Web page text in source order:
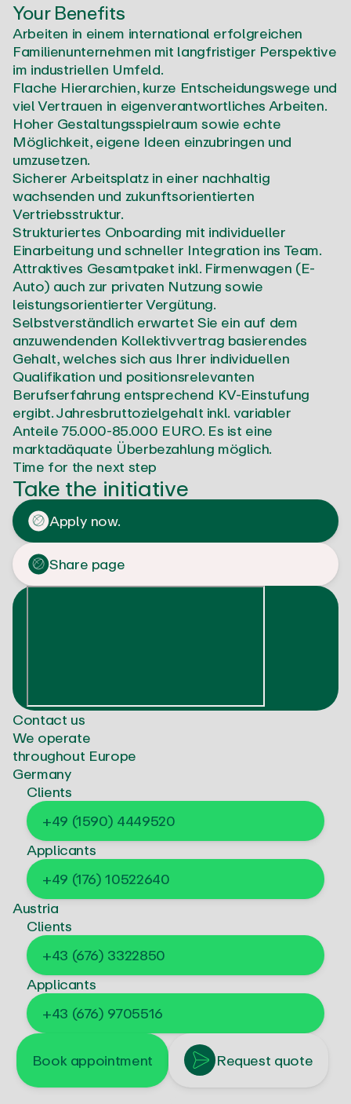
Your Benefits
Arbeiten in einem international erfolgreichen
Familienunternehmen mit langfristiger Perspektive
im industriellen Umfeld.
Flache Hierarchien, kurze Entscheidungswege und
viel Vertrauen in eigenverantwortliches Arbeiten.
Hoher Gestaltungsspielraum sowie echte
Möglichkeit, eigene Ideen einzubringen und
umzusetzen.
Sicherer Arbeitsplatz in einer nachhaltig
wachsenden und zukunftsorientierten
Vertriebsstruktur.
Strukturiertes Onboarding mit individueller
Einarbeitung und schneller Integration ins Team.
Attraktives Gesamtpaket inkl. Firmenwagen (E-
Auto) auch zur privaten Nutzung sowie
leistungsorientierter Vergütung.
Selbstverständlich erwartet Sie ein auf dem
anzuwendenden Kollektivvertrag basierendes
Gehalt, welches sich aus Ihrer individuellen
Qualifikation und positionsrelevanten
Berufserfahrung entsprechend KV-Einstufung
ergibt. Jahresbruttozielgehalt inkl. variabler
Anteile 75.000-85.000 EURO. Es ist eine
marktadäquate Überbezahlung möglich.
Time for the next step
Take the initiative
Apply now.
Share page
Contact us
We operate
throughout Europe
Germany
Clients
+49 (1590) 4449520
Applicants
+49 (176) 10522640
Austria
Clients
+43 (676) 3322850
Applicants
+43 (676) 9705516
Book appointment Request quote